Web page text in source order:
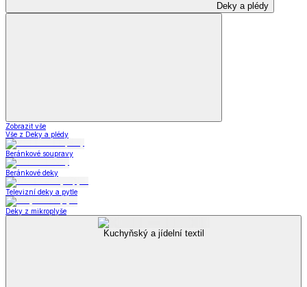
Deky a plédy
Zobrazit vše
Vše z Deky a plédy
Beránkové soupravy
Beránkové deky
Televizní deky a pytle
Deky z mikroplyše
Kuchyňský a jídelní textil